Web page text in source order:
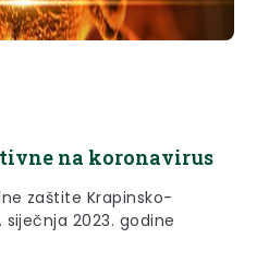
na koronavirus
zaštite Krapinsko-
2023. godine